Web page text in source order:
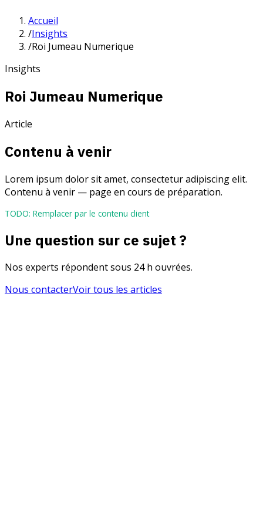
Accueil
/Insights
/Roi Jumeau Numerique
Insights
Roi Jumeau Numerique
Article
Contenu à venir
Lorem ipsum dolor sit amet, consectetur adipiscing elit.
Contenu à venir — page en cours de préparation.
TODO: Remplacer par le contenu client
Une question sur ce sujet ?
Nos experts répondent sous 24 h ouvrées.
Nous contacterVoir tous les articles